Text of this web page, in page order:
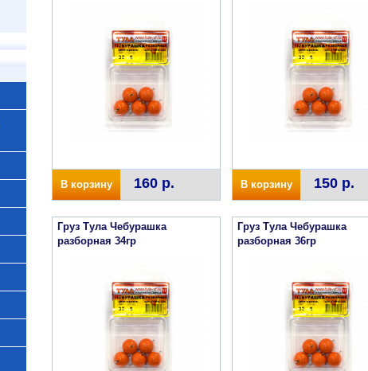
В корзину 160 р. В корзину 150 р.
Груз Тула Чебурашка
разборная 34гр
Груз Тула Чебурашка
разборная 36гр